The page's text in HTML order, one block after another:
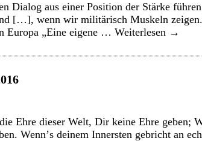
Dialog aus einer Position der Stärke
[…], wenn wir militärisch Muskeln
Europa „Eine eigene … Weiterlesen →
Ehre dieser Welt, Dir keine Ehre geben;
Wennʼs deinem Innersten gebricht an